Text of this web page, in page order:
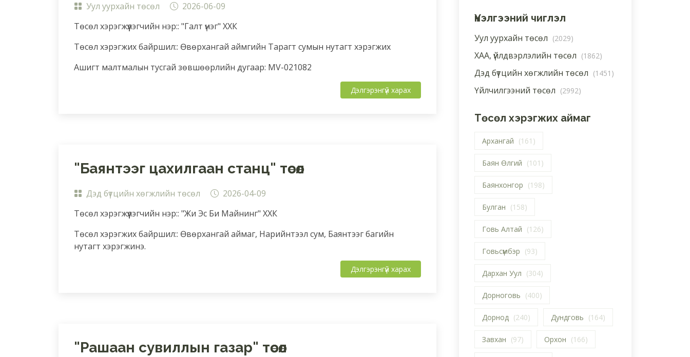
Уул уурхайн төсөл
2026-06-09
Төсөл хэрэгжүүлэгчийн нэр:: "Галт үнэг" ХХК
Төсөл хэрэгжих байршил:: Өвөрхангай аймгийн Тарагт сумын нутагт хэрэгжих
Ашигт малтмалын тусгай зөвшөөрлийн дугаар: MV-021082
Дэлгэрэнгүй харах
"Баянтээг цахилгаан станц" төсөл
Дэд бүтцийн хөгжлийн төсөл
2026-04-09
Төсөл хэрэгжүүлэгчийн нэр:: "Жи Эс Би Майнинг" ХХК
Төсөл хэрэгжих байршил:: Өвөрхангай аймаг, Нарийнтээл сум, Баянтээг багийн
нутагт хэрэгжинэ.
Дэлгэрэнгүй харах
"Рашаан сувиллын газар" төсөл
Үнэлгээний чиглэл
Уул уурхайн төсөл (2029)
ХАА, үйлдвэрлэлийн төсөл (1862)
Дэд бүтцийн хөгжлийн төсөл (1451)
Үйлчилгээний төсөл (2992)
Төсөл хэрэгжих аймаг
Архангай (161)
Баян Өлгий (101)
Баянхонгор (198)
Булган (158)
Говь Алтай (126)
Говьсүмбэр (93)
Дархан Уул (304)
Дорноговь (400)
Дорнод (240) Дундговь (164)
Завхан (97) Орхон (166)